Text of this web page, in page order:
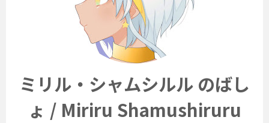
ミリル・シャムシルル のばし
ょ / Miriru Shamushiruru